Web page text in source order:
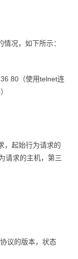
况，如下所示：
80（使用telnet连
，起始行为请求的
请求的主机，第三
议的版本，状态